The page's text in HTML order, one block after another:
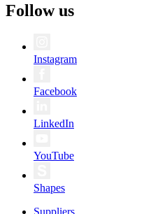
Follow us
Instagram
Facebook
LinkedIn
YouTube
Shapes